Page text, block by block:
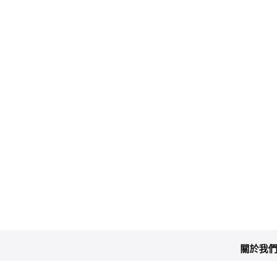
關於我們